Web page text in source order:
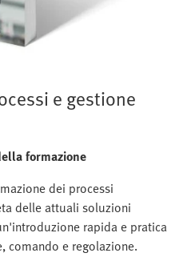
e gestione
formazione
dei processi
delle attuali soluzioni
rapida e pratica
comando e regolazione.